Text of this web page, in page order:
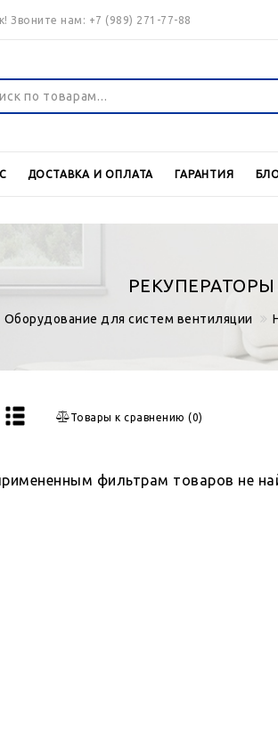
Звоните нам: +7 (989) 271-77-88
ДОСТАВКА И ОПЛАТА ГАРАНТИЯ
РЕКУПЕРАТОРЫ
Оборудование для систем вентиляции
Товары к сравнению (0)
фильтрам товаров не